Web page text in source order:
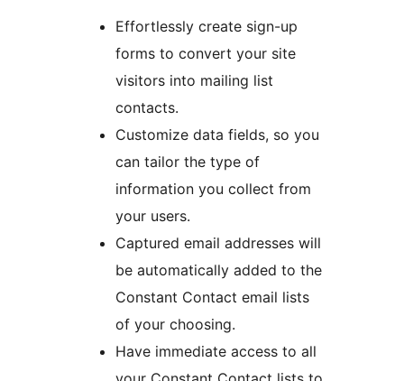
Effortlessly create sign-up
forms to convert your site
visitors into mailing list
contacts.
Customize data fields, so you
can tailor the type of
information you collect from
your users.
Captured email addresses will
be automatically added to the
Constant Contact email lists
of your choosing.
Have immediate access to all